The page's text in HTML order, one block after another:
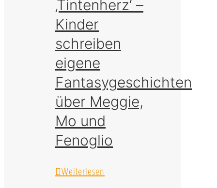
‚Tintenherz‘ –
Kinder
schreiben
eigene
Fantasygeschichten
über Meggie,
Mo und
Fenoglio
Weiterlesen